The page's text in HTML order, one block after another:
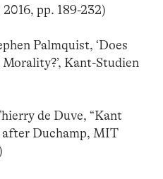
pp. 189-232)
Palmquist, ‘Does
Kant-Studien
de Duve, “Kant
Duchamp, MIT